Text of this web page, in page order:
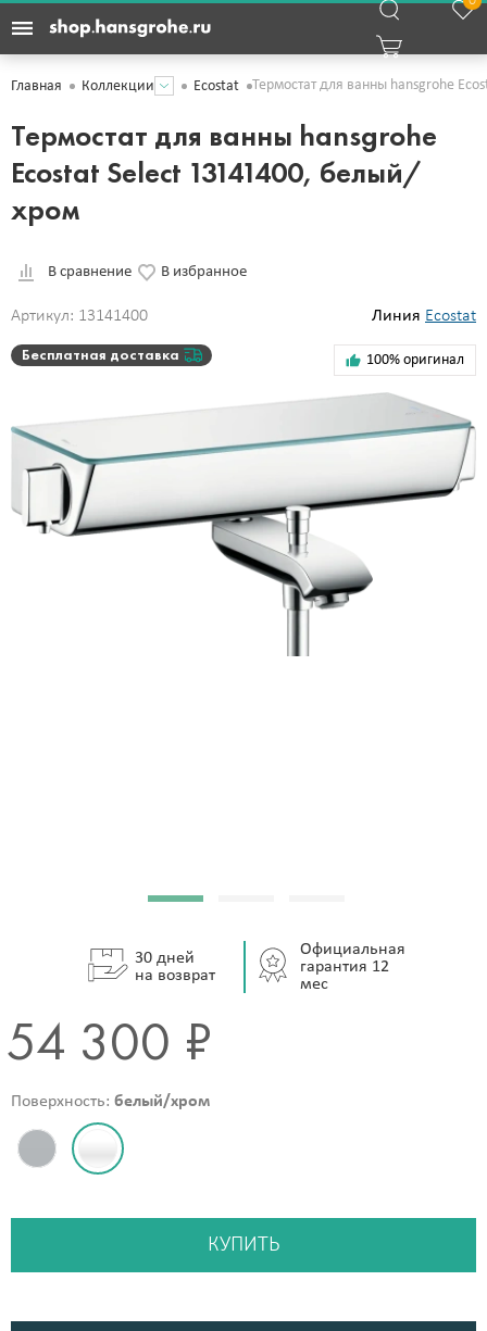
Главная Коллекции Ecostat Термостат для ванны hansgrohe
Термостат для ванны hansgrohe
Ecostat Select 13141400, белый/
хром
В сравнение В избранное
Артикул: 13141400 Линия Ecostat
Бесплатная доставка 100% оригинал
30 дней
на возврат
Официальная
гарантия 12
мес
54 300 ₽
Поверхность: белый/хром
КУПИТЬ